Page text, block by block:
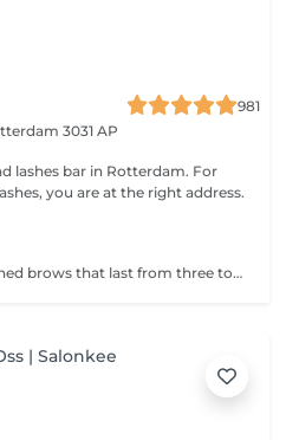
981
3031 AP
lashes bar in Rotterdam. For
you are at the right address.
If you want fuller, well-defined brows that last from three to five weeks, book in for a wax and tint. Please note: If you have not had a patch at this salon in the last 6 months then a patch test is required 24 to 48 hours prior to your appointment. Please contact the salon to arrange this.